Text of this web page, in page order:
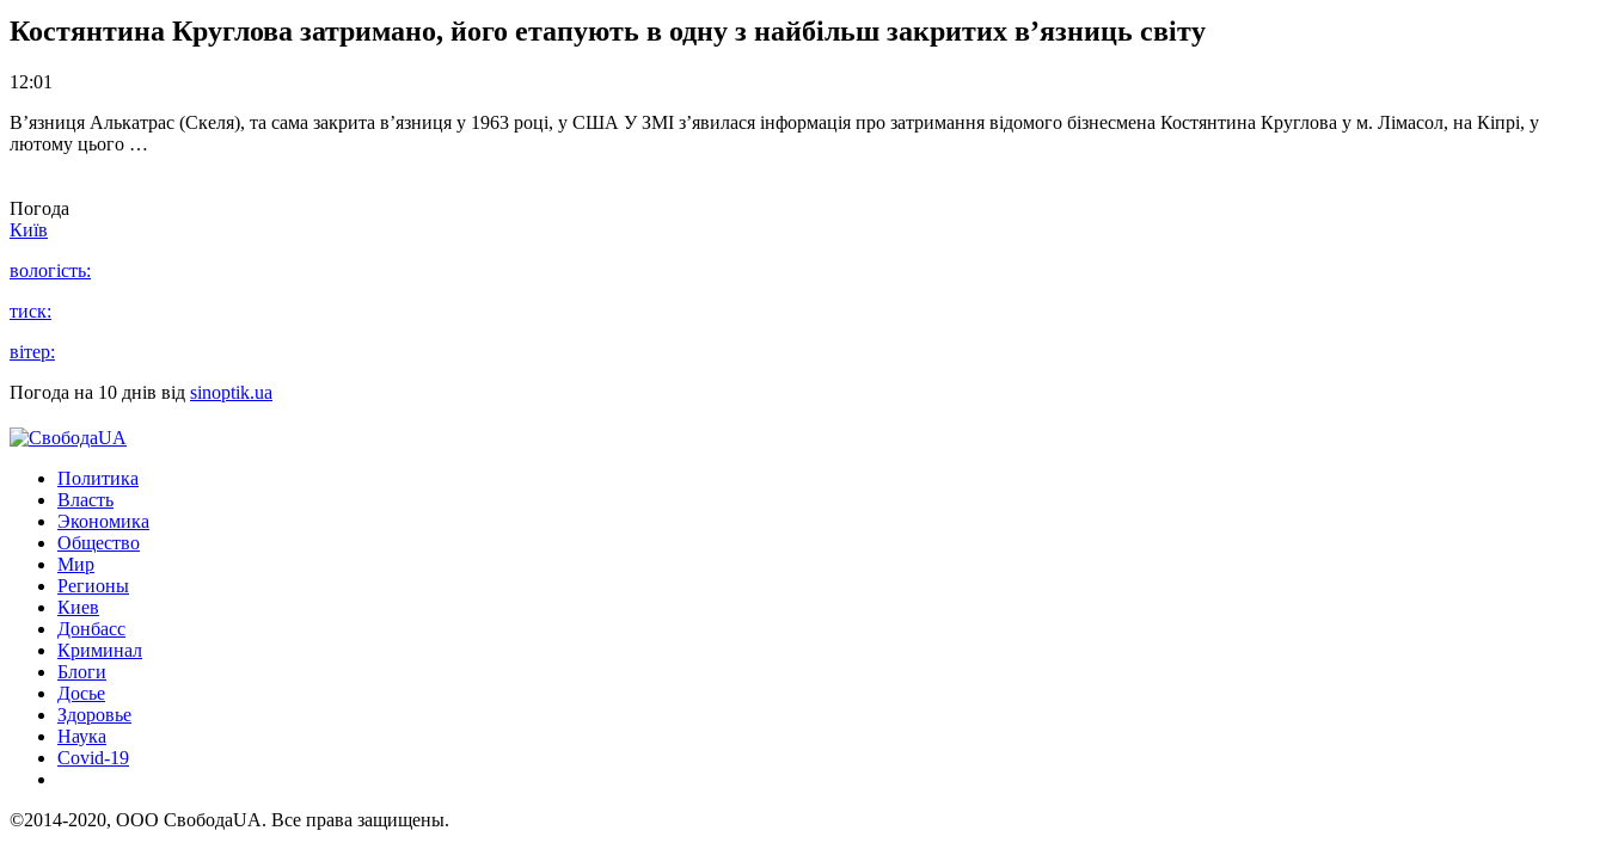
Костянтина Круглова затримано, його етапують в одну з найбільш закритих в’язниць світу
12:01
В’язниця Алькатрас (Скеля), та сама закрита в’язниця у 1963 році, у США У ЗМІ з’явилася інформація про затримання відомого бізнесмена Костянтина Круглова у м. Лімасол, на Кіпрі, у
лютому цього …
Погода
Київ
вологість:
тиск:
вітер:
Погода на 10 днів від sinoptik.ua
Политика
Власть
Экономика
Общество
Мир
Регионы
Киев
Донбасс
Криминал
Блоги
Досье
Здоровье
Наука
Covid-19
©2014-2020, ООО СвободаUA. Все права защищены.